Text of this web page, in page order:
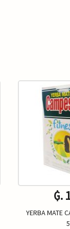
₲.
YERBA MATE